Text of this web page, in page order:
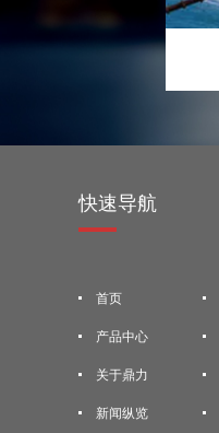
快速导航
首页
产品中心
关于鼎力
新闻纵览